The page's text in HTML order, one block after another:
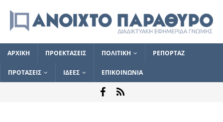
ΑΡΧΙΚΗ ΠΡΟΕΚΤΑΣΕΙΣ ΠΟΛΙΤΙΚΗ ΡΕΠΟΡΤΑΖ
ΠΡΟΤΑΣΕΙΣ ΙΔΕΕΣ ΕΠΙΚΟΙΝΩΝΙΑ